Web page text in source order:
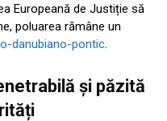
Europeană de Justiție să
poluarea rămâne un
danubiano-pontic.
și păzită